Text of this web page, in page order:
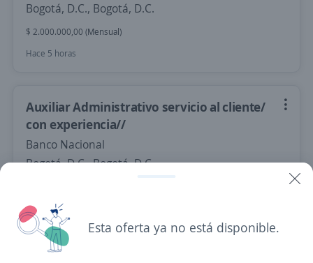
Bogotá, D.C., Bogotá, D.C.
$ 2.000.000,00 (Mensual)
Hace 5 horas
Auxiliar Administrativo servicio al cliente/
con experiencia//
Banco Nacional
Bogotá, D.C., Bogotá, D.C.
Agente Retención / Contrato Indefinido /
Auxiliar Administrativo / Lunes a Viernes
Esta oferta ya no está disponible.